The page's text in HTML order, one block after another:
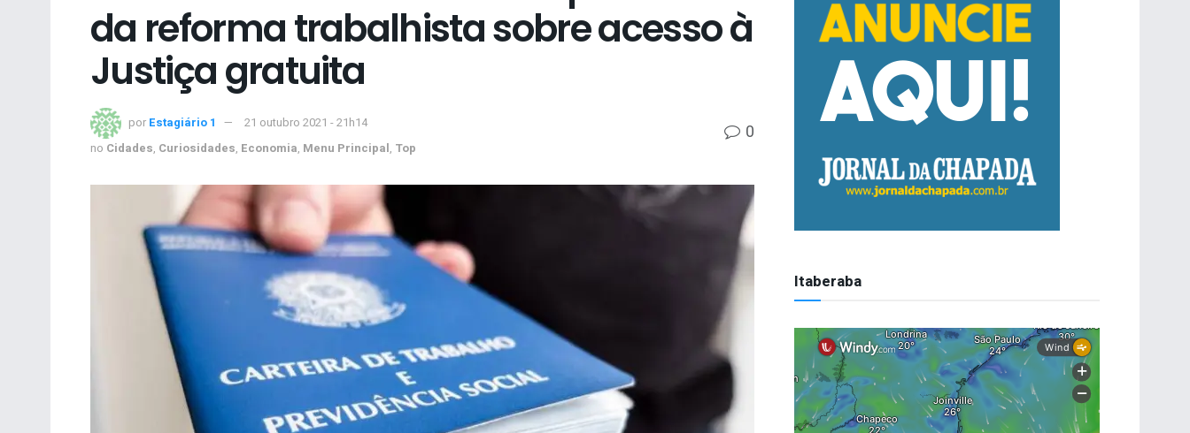
da reforma trabalhista sobre acesso à
Justiça gratuita
por Estagiário 1
21 outubro 2021 - 21h14
no Cidades, Curiosidades, Economia, Menu Principal, Top
0
Itaberaba